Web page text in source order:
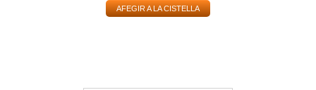
AFEGIR A LA CISTELLA